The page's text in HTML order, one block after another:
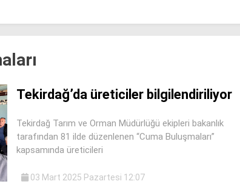
Tekirdağ’da üreticiler bilgilendiriliyor
Tekirdağ Tarım ve Orman Müdürlüğü ekipleri bakanlık
tarafından 81 ilde düzenlenen “Cuma Buluşmaları”
kapsamında üreticileri
03 Mart 2025 Pazartesi 12:07